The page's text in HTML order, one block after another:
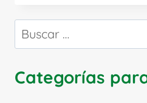
FE,
Y
CON
Buscar:
Categorías